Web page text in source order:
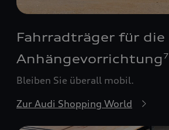
Fahrradträger für die
Anhängevorrichtung 7
Bleiben Sie überall mobil.
Zur Audi Shopping World